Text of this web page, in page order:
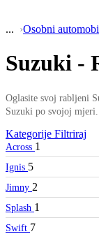
›Osobni
Suzuki -
Oglasite svoj rabljeni
Suzuki po svojoj mjeri.
Kategorije Filtriraj
Across 1
Ignis 5
Jimny 2
Splash 1
Swift 7